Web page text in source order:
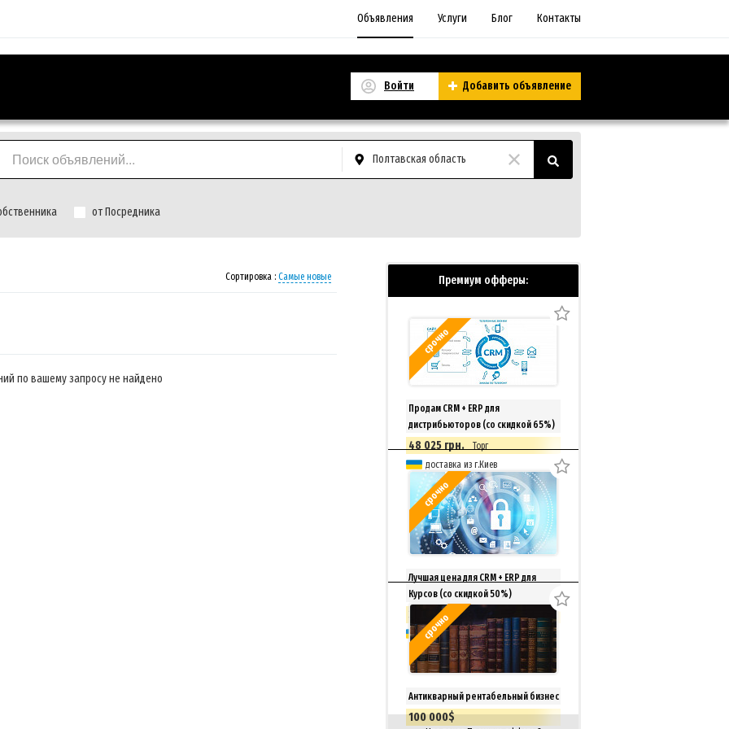
Объявления Услуги Блог Контакты
Войти Добавить объявление
Полтавская область
от Посредника
Сортировка : Самые новые
по вашему запросу не найдено
Премиум офферы:
срочно
Продам CRM + ERP для
дистрибьюторов (со скидкой 65%)
48 025 грн.
Торг
доставка из г.Киев
срочно
Лучшая цена для CRM + ERP для
Курсов (со скидкой 50%)
33 150 грн.
доставка из г.Киев
срочно
Антикварный рентабельный бизнес
100 000$